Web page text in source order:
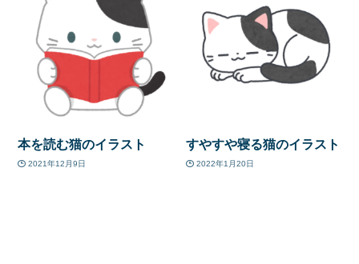
本を読む猫のイラスト
2021年12月9日
すやすや寝る猫のイラスト
2022年1月20日